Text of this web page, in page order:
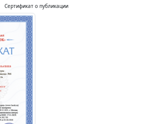
Сертификат о публикации